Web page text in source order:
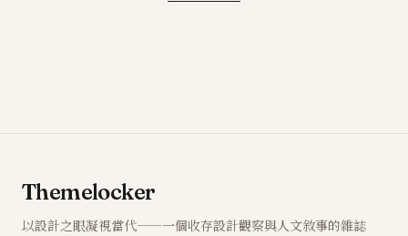
Themelocker
以設計之眼凝視當代——一個收存設計觀察與人文敘事的雜誌